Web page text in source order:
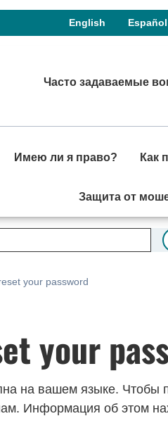
English Español
Часто задаваемые
Имею ли я право? Как
Защита от
your password
your
на вашем языке. Чтобы
Информация об этом